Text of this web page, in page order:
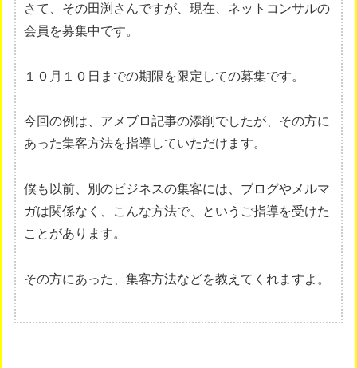
さて、その田渕さんですが、現在、ネットコンサルの
会員を募集中です。
１０月１０日までの期限を限定しての募集です。
今回の例は、アメブロ記事の添削でしたが、その方に
あった集客方法を指導していただけます。
僕も以前、別のビジネスの集客には、ブログやメルマ
ガは関係なく、こんな方法で、というご指導を受けた
ことがあります。
その方にあった、集客方法などを教えてくれますよ。